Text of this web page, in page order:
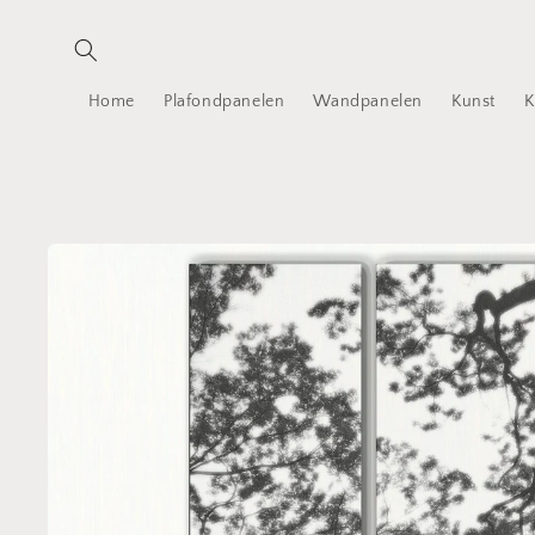
content
Home Plafondpanelen Wandpanelen Kunst
productinformatie